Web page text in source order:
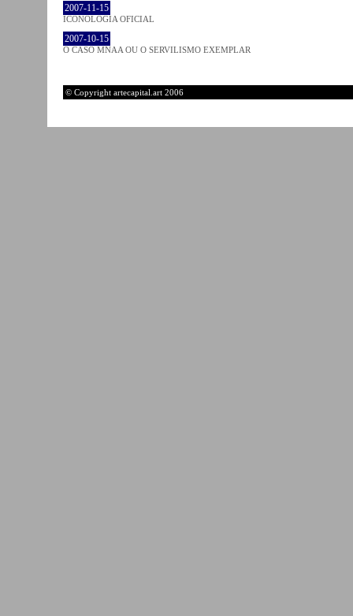
2007-11-15
ICONOLOGIA OFICIAL
2007-10-15
O CASO MNAA OU O SERVILISMO EXEMPLAR
© Copyright artecapital.art 2006